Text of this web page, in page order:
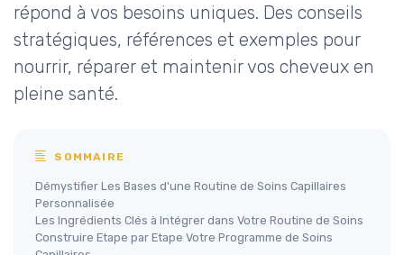
répond à vos besoins uniques. Des conseils
stratégiques, références et exemples pour
nourrir, réparer et maintenir vos cheveux en
pleine santé.
SOMMAIRE
Démystifier Les Bases d'une Routine de Soins Capillaires
Personnalisée
Les Ingrédients Clés à Intégrer dans Votre Routine de Soins
Construire Etape par Etape Votre Programme de Soins